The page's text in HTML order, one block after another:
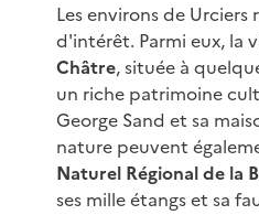
Les environs de Urciers
d'intérêt. Parmi eux, la
Châtre, située à
un riche patrimoine
George Sand et sa
nature peuvent
Naturel Régional de la
ses mille étangs et sa